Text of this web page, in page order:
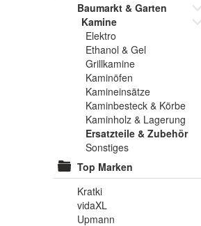
Baumarkt & Garten
Kamine
Elektro
Ethanol & Gel
Grillkamine
Kaminöfen
Kamineinsätze
Kaminbesteck & Körbe
Kaminholz & Lagerung
Ersatzteile & Zubehör
Sonstiges
Top Marken
Kratki
vidaXL
Upmann